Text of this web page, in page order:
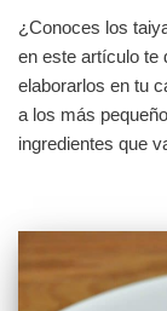
¿Conoces los
en este artículo te
elaborarlos en tu
a los más
ingredientes que